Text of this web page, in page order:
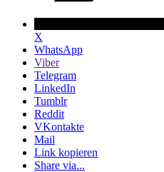
X
WhatsApp
Viber
Telegram
LinkedIn
Tumblr
Reddit
VKontakte
Mail
Link kopieren
Share via...